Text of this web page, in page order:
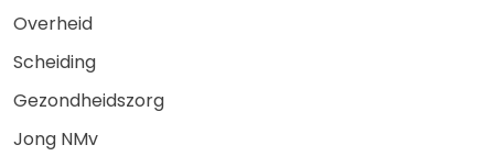
Overheid
Scheiding
Gezondheidszorg
Jong NMv